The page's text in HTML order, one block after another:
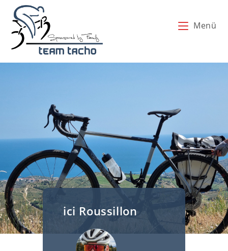
Inhalt
springen
Menü
ici Roussillon